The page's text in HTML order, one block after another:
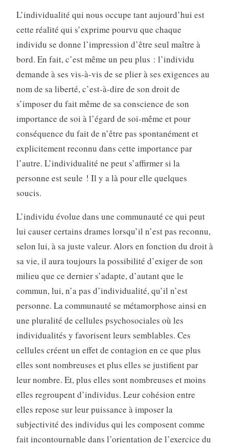
L’individualité qui nous occupe tant aujourd’hui est
cette réalité qui s’exprime pourvu que chaque
individu se donne l’impression d’être seul maître à
bord. En fait, c’est même un peu plus : l’individu
demande à ses vis-à-vis de se plier à ses exigences au
nom de sa liberté, c’est-à-dire de son droit de
s’imposer du fait même de sa conscience de son
importance de soi à l’égard de soi-même et pour
conséquence du fait de n’être pas spontanément et
explicitement reconnu dans cette importance par
l’autre. L’individualité ne peut s’affirmer si la
personne est seule ! Il y a là pour elle quelques
soucis.
L’individu évolue dans une communauté ce qui peut
lui causer certains drames lorsqu’il n’est pas reconnu,
selon lui, à sa juste valeur. Alors en fonction du droit à
sa vie, il aura toujours la possibilité d’exiger de son
milieu que ce dernier s’adapte, d’autant que le
commun, lui, n’a pas d’indi­vidualité, qu’il n’est
personne. La communauté se métamor­phose ainsi en
une pluralité de cellules psychosociales où les
individualités y favorisent leurs semblables. Ces
cellules créent un effet de contagion en ce que plus
elles sont nom­breuses et plus elles se justifient par
leur nombre. Et, plus elles sont nombreuses et moins
elles regroupent d’individus. Leur cohésion entre
elles repose sur leur puissance à im­poser la
subjectivité des individus qui les composent comme
fait incontournable dans l’orientation de l’exercice du